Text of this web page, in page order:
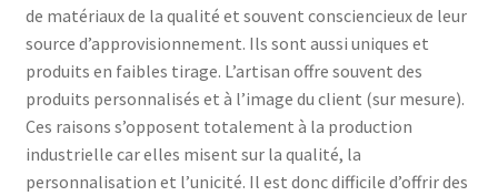
de matériaux de la qualité et souvent consciencieux de leur
source d’approvisionnement. Ils sont aussi uniques et
produits en faibles tirage. L’artisan offre souvent des
produits personnalisés et à l’image du client (sur mesure).
Ces raisons s’opposent totalement à la production
industrielle car elles misent sur la qualité, la
personnalisation et l’unicité. Il est donc difficile d’offrir des